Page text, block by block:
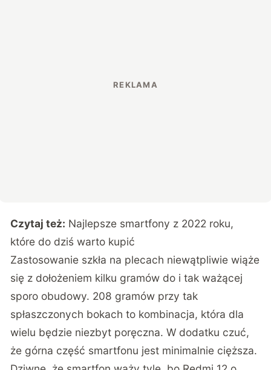
Czytaj też: Najlepsze smartfony z 2022 roku,
które do dziś warto kupić
Zastosowanie szkła na plecach niewątpliwie wiąże
się z dołożeniem kilku gramów do i tak ważącej
sporo obudowy. 208 gramów przy tak
spłaszczonych bokach to kombinacja, która dla
wielu będzie niezbyt poręczna. W dodatku czuć,
że górna część smartfonu jest minimalnie cięższa.